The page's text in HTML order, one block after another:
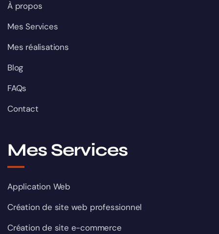
À propos
Mes Services
Mes réalisations
Blog
FAQs
Contact
Mes Services
Application Web
Création de site web professionnel
Création de site e-commerce